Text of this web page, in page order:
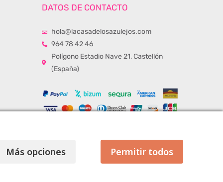
DATOS DE CONTACTO
hola@lacasadelosazulejos.com
964 78 42 46
Polígono Estadio Nave 21, Castellón
(España)
Más opciones Permitir todos